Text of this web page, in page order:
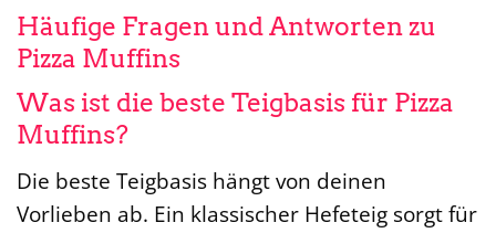
Häufige Fragen und Antworten zu
Pizza Muffins
Was ist die beste Teigbasis für Pizza
Muffins?
Die beste Teigbasis hängt von deinen
Vorlieben ab. Ein klassischer Hefeteig sorgt für